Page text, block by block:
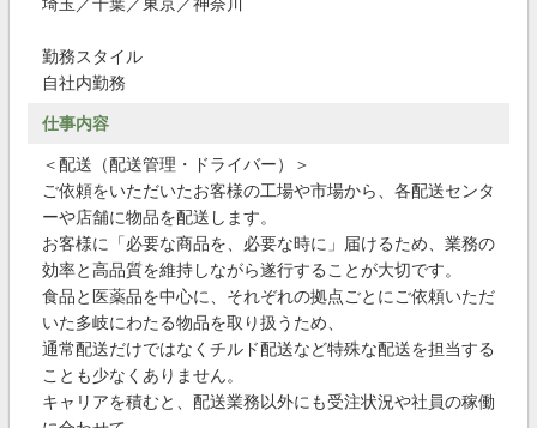
勤務スタイル
自社内勤務
仕事内容
＜配送（配送管理・ドライバー）＞
ご依頼をいただいたお客様の工場や市場から、各配送センタ
ーや店舗に物品を配送します。
お客様に「必要な商品を、必要な時に」届けるため、業務の
効率と高品質を維持しながら遂行することが大切です。
食品と医薬品を中心に、それぞれの拠点ごとにご依頼いただ
いた多岐にわたる物品を取り扱うため、
通常配送だけではなくチルド配送など特殊な配送を担当する
ことも少なくありません。
キャリアを積むと、配送業務以外にも受注状況や社員の稼働